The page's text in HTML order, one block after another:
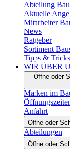
Abteilung
Aktuelle
Mitarbeiter
News
Ratgeber
Sortiment
Tipps & Tricks
WIR ÜBER
Öffne oder
Marken im
Anfahrt
Öffne oder
Abteilungen
Öffne oder